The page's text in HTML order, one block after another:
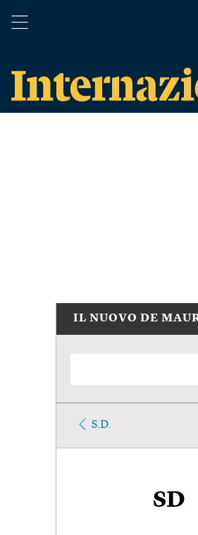
IL NUOVO DE
S.D.
SD